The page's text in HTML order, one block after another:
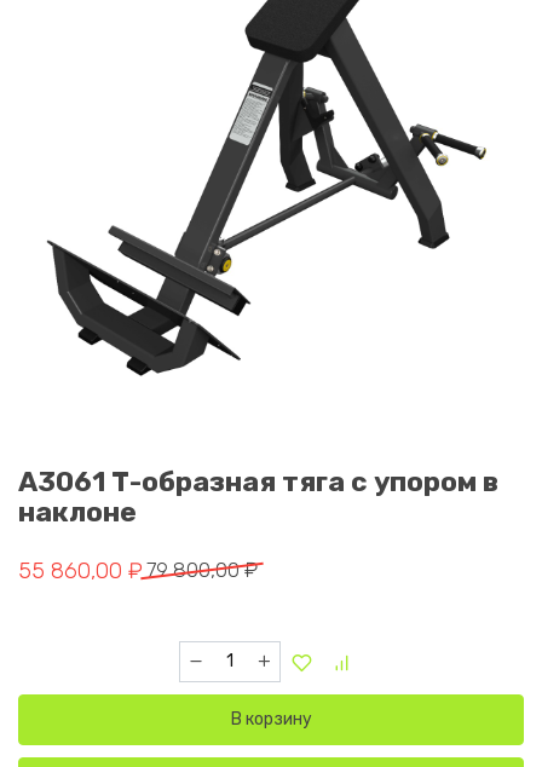
A3061 Т-образная тяга с упором в
наклоне
79 800,00₽
Первоначальная цена составляла 79 800,00 ₽.
55 860,00 ₽
Текущая цена: 55 860,00 ₽.
Количество товара A3061 Т-образная тяга
В корзину